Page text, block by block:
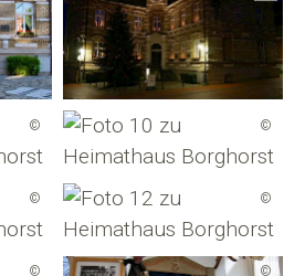
© ©
© ©
© ©